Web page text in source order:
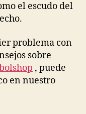
el escudo del
problema con
sobre
, puede
en nuestro